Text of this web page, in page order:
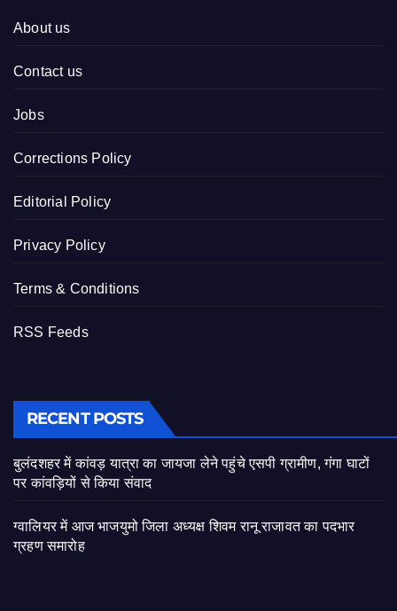
About us
Contact us
Jobs
Corrections Policy
Editorial Policy
Privacy Policy
Terms & Conditions
RSS Feeds
RECENT POSTS
बुलंदशहर में कांवड़ यात्रा का जायजा लेने पहुंचे एसपी ग्रामीण, गंगा घाटों
पर कांवड़ियों से किया संवाद
ग्वालियर में आज भाजयुमो जिला अध्यक्ष शिवम रानू राजावत का पदभार
ग्रहण समारोह